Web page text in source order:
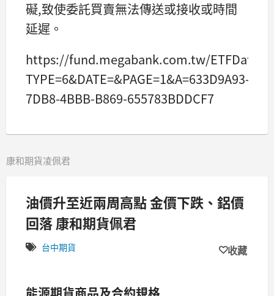
礙,致使委託買賣無法傳送或接收或時間
延遲。
https://fund.megabank.com.tw/ETFData/
TYPE=6&DATE=&PAGE=1&A=633D9A93-
7DB8-4BBB-B869-655783BDDCF7
康和期貨凌佩君
油價升至近兩周高點 金價下跌、鋁價
回落 康和期貨佩君
台中期貨 收藏